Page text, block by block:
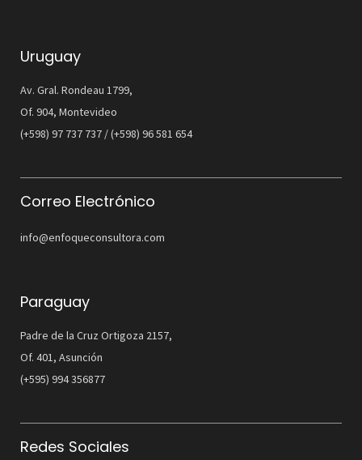
Uruguay
Av. Gral. Rondeau 1799,
Of. 904, Montevideo
(+598) 97 737 737 / (+598) 96 581 654
Correo Electrónico
info@enfoqueconsultora.com
Paraguay
Padre de la Cruz Ortigoza 2157,
Of. 401, Asunción
(+595) 994 356877
Redes Sociales